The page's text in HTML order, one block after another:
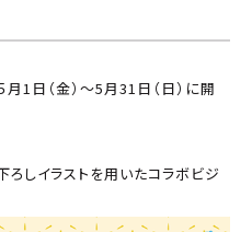
1日（金）〜5月31日（日）に開
しイラストを用いたコラボビジ